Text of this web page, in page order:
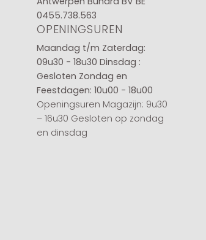
0455.738.563
OPENINGSUREN
Maandag t/m Zaterdag:
09u30 - 18u30 Dinsdag :
Gesloten Zondag en
Feestdagen: 10u00 - 18u00
Openingsuren Magazijn: 9u30
– 16u30 Gesloten op zondag
en dinsdag